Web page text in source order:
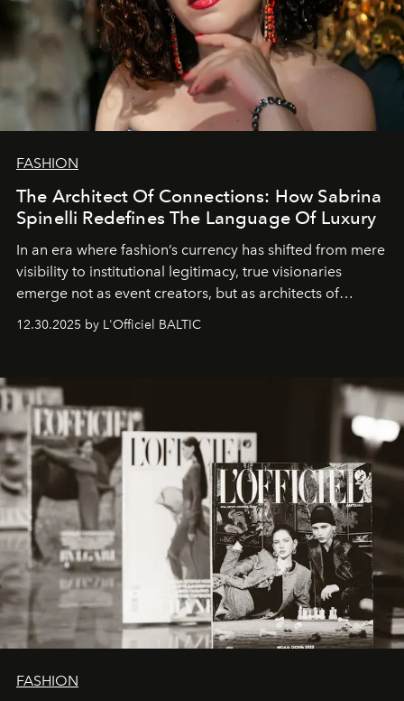
FASHION
The Architect Of Connections: How Sabrina
Spinelli Redefines The Language Of Luxury
In an era where fashion’s currency has shifted from mere
visibility to institutional legitimacy, true visionaries
emerge not as event creators, but as architects of
ecosystems.
Sabrina Spinelli
brand strategist with three decades of mastery in luxury,
framework where creativity, commerce, and culture
converge with surgical precision.
12.30.2025 by L'Officiel BALTIC
FASHION